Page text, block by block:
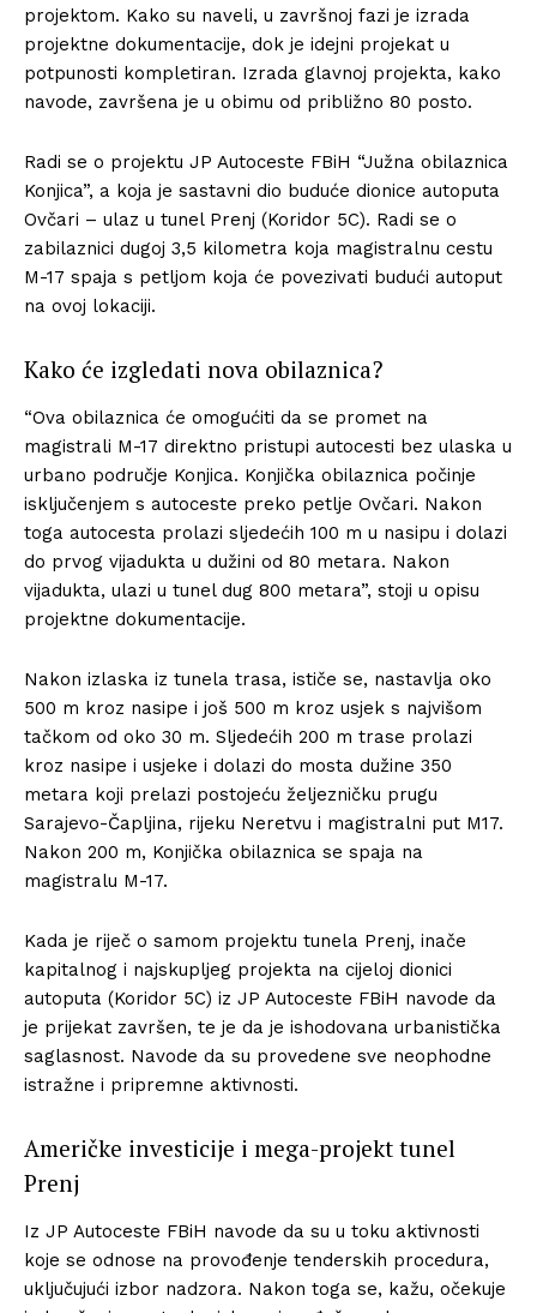
projektom. Kako su naveli, u završnoj fazi je izrada
projektne dokumentacije, dok je idejni projekat u
potpunosti kompletiran. Izrada glavnoj projekta, kako
navode, završena je u obimu od približno 80 posto.
Radi se o projektu JP Autoceste FBiH “Južna obilaznica
Konjica”, a koja je sastavni dio buduće dionice autoputa
Ovčari – ulaz u tunel Prenj (Koridor 5C). Radi se o
zabilaznici dugoj 3,5 kilometra koja magistralnu cestu
M-17 spaja s petljom koja će povezivati budući autoput
na ovoj lokaciji.
Kako će izgledati nova obilaznica?
“Ova obilaznica će omogućiti da se promet na
magistrali M-17 direktno pristupi autocesti bez ulaska u
urbano područje Konjica. Konjička obilaznica počinje
isključenjem s autoceste preko petlje Ovčari. Nakon
toga autocesta prolazi sljedećih 100 m u nasipu i dolazi
do prvog vijadukta u dužini od 80 metara. Nakon
vijadukta, ulazi u tunel dug 800 metara”, stoji u opisu
projektne dokumentacije.
Nakon izlaska iz tunela trasa, ističe se, nastavlja oko
500 m kroz nasipe i još 500 m kroz usjek s najvišom
tačkom od oko 30 m. Sljedećih 200 m trase prolazi
kroz nasipe i usjeke i dolazi do mosta dužine 350
metara koji prelazi postojeću željezničku prugu
Sarajevo-Čapljina, rijeku Neretvu i magistralni put M17.
Nakon 200 m, Konjička obilaznica se spaja na
magistralu M-17.
Kada je riječ o samom projektu tunela Prenj, inače
kapitalnog i najskupljeg projekta na cijeloj dionici
autoputa (Koridor 5C) iz JP Autoceste FBiH navode da
je prijekat završen, te je da je ishodovana urbanistička
saglasnost. Navode da su provedene sve neophodne
istražne i pripremne aktivnosti.
Američke investicije i mega-projekt tunel
Prenj
Iz JP Autoceste FBiH navode da su u toku aktivnosti
koje se odnose na provođenje tenderskih procedura,
uključujući izbor nadzora. Nakon toga se, kažu, očekuje